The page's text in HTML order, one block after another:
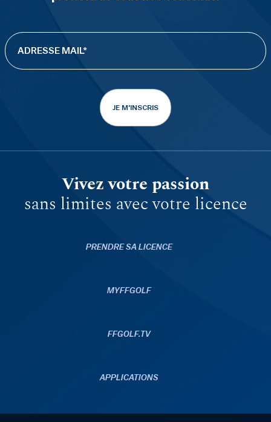
JE M'INSCRIS
Vivez votre passion
sans limites avec votre licence
PRENDRE SA LICENCE
MYFFGOLF
FFGOLF.TV
APPLICATIONS